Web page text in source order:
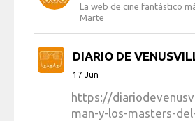
La web de cine fantástico
Marte
DIARIO DE
17 Jun
https://
man-y-los-masters-